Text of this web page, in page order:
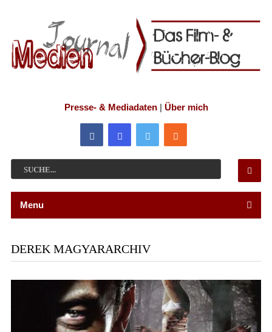
Presse- & Mediadaten| Über mich
Menu
DEREK MAGYARARCHIV